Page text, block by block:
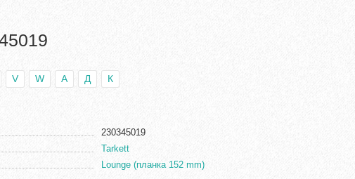
V W А Д К
230345019
Tarkett
Lounge (планка 152 mm)